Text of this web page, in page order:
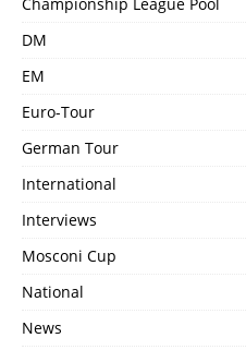
Championship League Pool
DM
EM
Euro-Tour
German Tour
International
Interviews
Mosconi Cup
National
News